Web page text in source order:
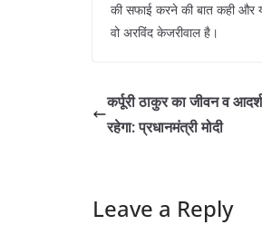
की सफाई करने की बात कही और
वो अरविंद केजरीवाल है।
कर्पूरी ठाकुर का जीवन व
रहेगा: प्रधानमंत्री मोदी
Leave a Reply